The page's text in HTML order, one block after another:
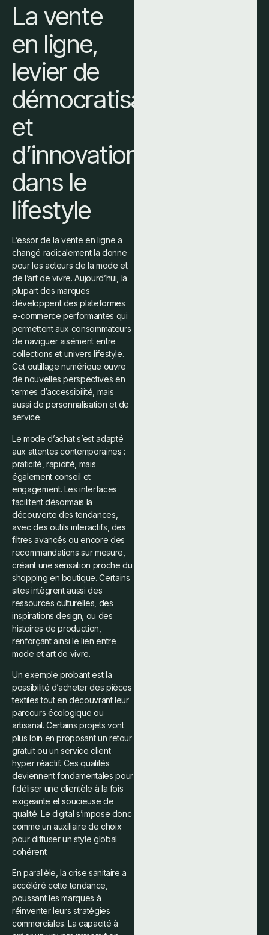
La vente
en ligne,
levier de
démocratisation
et
d’innovation
dans le
lifestyle
L’essor de la vente en ligne a
changé radicalement la donne
pour les acteurs de la mode et
de l’art de vivre. Aujourd’hui, la
plupart des marques
développent des plateformes
e-commerce performantes qui
permettent aux consommateurs
de naviguer aisément entre
collections et univers lifestyle.
Cet outillage numérique ouvre
de nouvelles perspectives en
termes d’accessibilité, mais
aussi de personnalisation et de
service.
Le mode d’achat s’est adapté
aux attentes contemporaines :
praticité, rapidité, mais
également conseil et
engagement. Les interfaces
facilitent désormais la
découverte des tendances,
avec des outils interactifs, des
filtres avancés ou encore des
recommandations sur mesure,
créant une sensation proche du
shopping en boutique. Certains
sites intègrent aussi des
ressources culturelles, des
inspirations design, ou des
histoires de production,
renforçant ainsi le lien entre
mode et art de vivre.
Un exemple probant est la
possibilité d’acheter des pièces
textiles tout en découvrant leur
parcours écologique ou
artisanal. Certains projets vont
plus loin en proposant un retour
gratuit ou un service client
hyper réactif. Ces qualités
deviennent fondamentales pour
fidéliser une clientèle à la fois
exigeante et soucieuse de
qualité. Le digital s’impose donc
comme un auxiliaire de choix
pour diffuser un style global
cohérent.
En parallèle, la crise sanitaire a
accéléré cette tendance,
poussant les marques à
réinventer leurs stratégies
commerciales. La capacité à